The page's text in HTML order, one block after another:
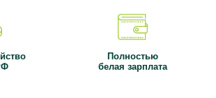
Полностью
белая зарплата